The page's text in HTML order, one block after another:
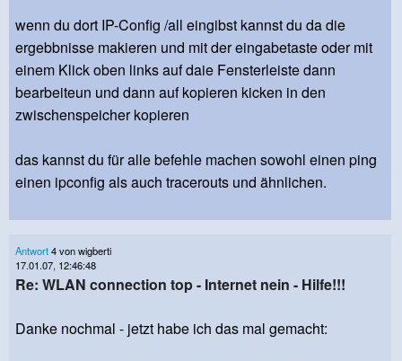
wenn du dort IP-Config /all eingibst kannst du da die
ergebbnisse makieren und mit der eingabetaste oder mit
einem Klick oben links auf daie Fensterleiste dann
bearbeiteun und dann auf kopieren kicken in den
zwischenspeicher kopieren
das kannst du für alle befehle machen sowohl einen ping
einen ipconfig als auch tracerouts und ähnlichen.
Antwort4 von wigberti
17.01.07, 12:46:48
Re: WLAN connection top - Internet nein - Hilfe!!!
Danke nochmal - jetzt habe ich das mal gemacht: